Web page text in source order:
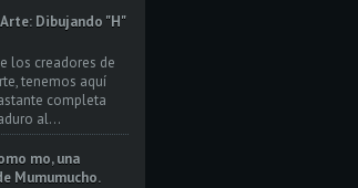
Dibujando "H"
los creadores de
tenemos aquí
completa
al...
mo, una
Mumumucho.